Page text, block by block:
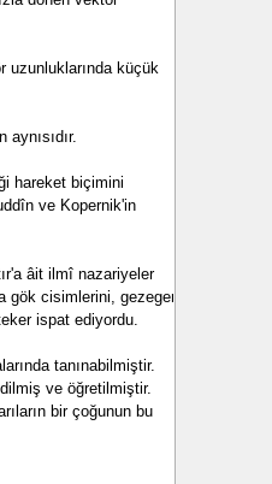
uzunluklarında küçük
hareket biçimini
ve Kopernik'in
âit ilmî nazariyeler
gök cisimlerini, gezegen
ispat ediyordu.
tanınabilmiştir.
ve öğretilmiştir.
bir çoğunun bu